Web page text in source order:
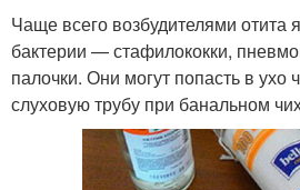
Чаще всего возбудителями отита
бактерии — стафилококки,
палочки. Они могут попасть в ухо
слуховую трубу при банальном